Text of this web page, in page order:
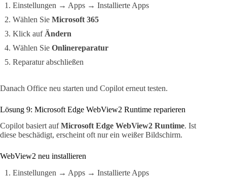
Einstellungen → Apps → Installierte Apps
Wählen Sie Microsoft 365
Klick auf Ändern
Wählen Sie Onlinereparatur
Reparatur abschließen
Danach Office neu starten und Copilot erneut testen.
Lösung 9: Microsoft Edge WebView2 Runtime reparieren
Copilot basiert aufMicrosoft Edge WebView2 Runtime. Ist
diese beschädigt, erscheint oft nur ein weißer Bildschirm.
WebView2 neu installieren
Einstellungen → Apps → Installierte Apps